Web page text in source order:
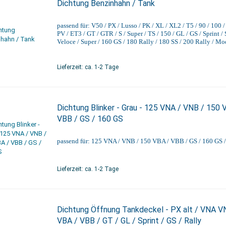
Dichtung Benzinhahn / Tank
passend für: V50 / PX / Lusso / PK / XL / XL2 / T5 / 90 / 100
PV / ET3 / GT / GTR / S / Super / TS / 150 / GL / GS / Sprint /
Veloce / Super / 160 GS / 180 Rally / 180 SS / 200 Rally /
Lieferzeit: ca. 1-2 Tage
Dichtung Blinker - Grau - 125 VNA / VNB / 150
VBB / GS / 160 GS
passend für: 125 VNA / VNB / 150 VBA / VBB / GS / 160 GS
Lieferzeit: ca. 1-2 Tage
Dichtung Öffnung Tankdeckel - PX alt / VNA
VBA / VBB / GT / GL / Sprint / GS / Rally